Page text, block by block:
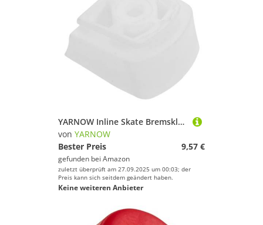
YARNOW Inline Skate Bremsklotz Loch rutschfeste Verschleißfeste Rollschuh Ersatz-bremsstopper Einfache Montage Robuste Roller Skating Zubehör für Anfänger
von YARNOW
Bester Preis
9,57 €
gefunden bei Amazon
zuletzt überprüft am 27.09.2025 um 00:03; der
Preis kann sich seitdem geändert haben.
Keine weiteren Anbieter